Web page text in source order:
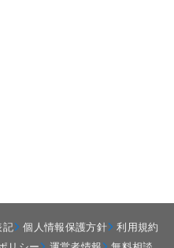
記 個人情報保護方針
利用規約